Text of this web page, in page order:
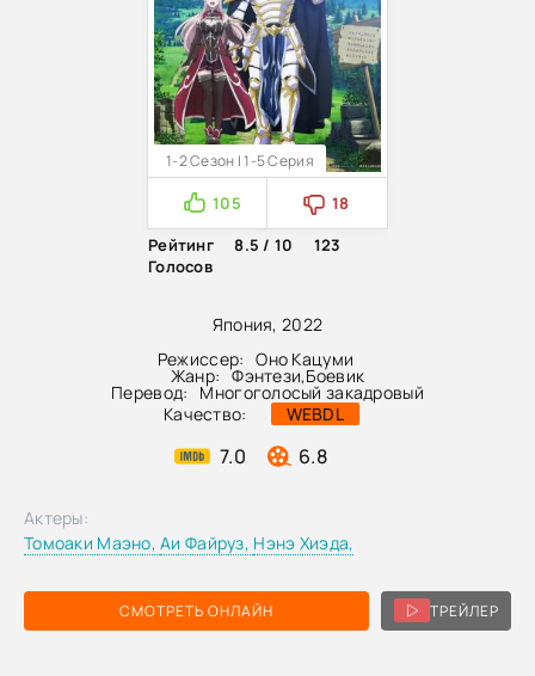
Япония, 2022
Режиссер: Оно Кацуми
Жанр: Фэнтези,Боевик
Перевод:
Многоголосый закадровый
Качество:
WEBDL
7.0 6.8
1-2 Сезон | 1-5 Серия
105
18
Рейтинг
8.5 / 10
123
Голосов
СМОТРЕТЬ ОНЛАЙН ТРЕЙЛЕР
Актеры:
Томоаки Маэно,Аи Файруз, Нэнэ Хиэда,